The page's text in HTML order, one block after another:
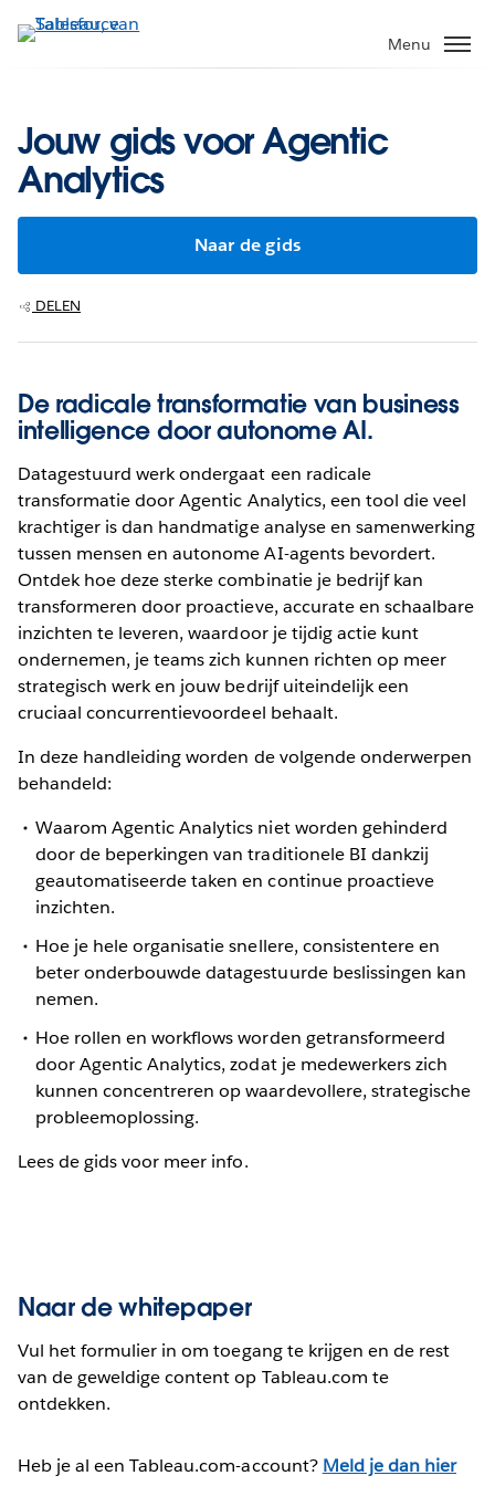
Verder
naar
Menu
Jouw gids voor Agentic
Analytics
Naar de gids
DELEN
De radicale transformatie van business
intelligence door autonome AI.
Datagestuurd werk ondergaat een radicale
transformatie door Agentic Analytics, een tool die veel
krachtiger is dan handmatige analyse en samenwerking
tussen mensen en autonome AI-agents bevordert.
Ontdek hoe deze sterke combinatie je bedrijf kan
transformeren door proactieve, accurate en schaalbare
inzichten te leveren, waardoor je tijdig actie kunt
ondernemen, je teams zich kunnen richten op meer
strategisch werk en jouw bedrijf uiteindelijk een
cruciaal concurrentievoordeel behaalt.
In deze handleiding worden de volgende onderwerpen
behandeld:
Waarom Agentic Analytics niet worden gehinderd
door de beperkingen van traditionele BI dankzij
geautomatiseerde taken en continue proactieve
inzichten.
Hoe je hele organisatie snellere, consistentere en
beter onderbouwde datagestuurde beslissingen kan
nemen.
Hoe rollen en workflows worden getransformeerd
door Agentic Analytics, zodat je medewerkers zich
kunnen concentreren op waardevollere, strategische
probleemoplossing.
Lees de gids voor meer info.
Naar de whitepaper
Vul het formulier in om toegang te krijgen en de rest
van de geweldige content op Tableau.com te
ontdekken.
Heb je al een Tableau.com-account? Meld je dan hier